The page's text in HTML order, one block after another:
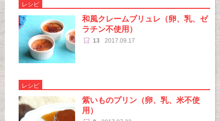
レシピ
和風クレームブリュレ（卵、乳、ゼ
ラチン不使用）
13 2017.09.17
レシピ
紫いものプリン（卵、乳、米不使
用）